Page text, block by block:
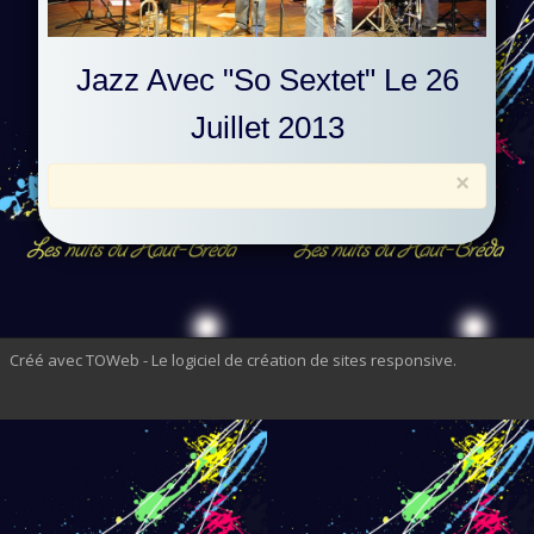
Jazz Avec "So Sextet" Le 26
Juillet 2013
×
Créé avec TOWeb - Le logiciel de création de sites responsive.